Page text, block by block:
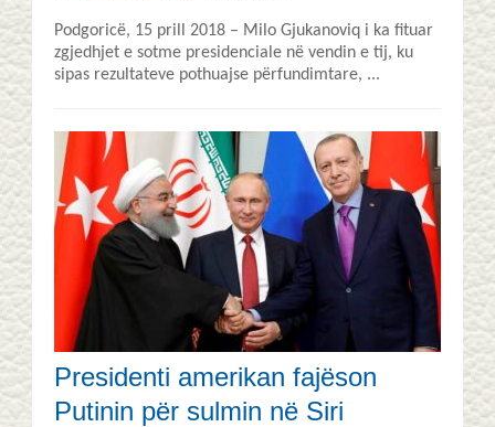
Podgoricë, 15 prill 2018 – Milo Gjukanoviq i ka fituar
zgjedhjet e sotme presidenciale në vendin e tij, ku
sipas rezultateve pothuajse përfundimtare, ...
Presidenti amerikan fajëson
Putinin për sulmin në Siri